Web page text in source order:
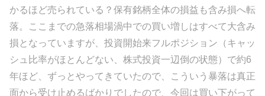
かるほど売られている？保有銘柄全体の損益も含み損へ転
落。ここまでの急落相場渦中での買い増しはすべて大含み
損となっていますが、投資開始来フルポジション（キャッ
シュ比率がほとんどない、株式投資一辺倒の状態）で約6
年ほど、ずっとやってきていたので、こういう暴落は真正
面から受け止めるばかりでしたので、今回は買い下がって